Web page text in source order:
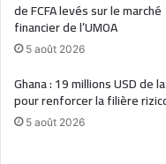
de FCFA levés sur le marché
financier de l’UMOA
5 août 2026
Ghana : 19 millions USD de
pour renforcer la filière
5 août 2026